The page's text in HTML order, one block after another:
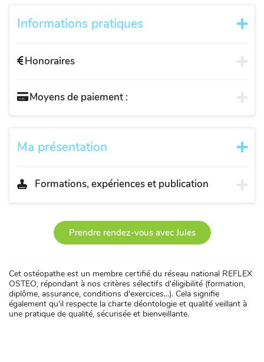
Informations pratiques
Honoraires
Moyens de paiement :
Ma présentation
Formations, expériences et publication
Prendre rendez-vous avec Jules
Cet ostéopathe est un membre certifié du réseau national REFLEX
OSTEO, répondant à nos critères sélectifs d'éligibilité (formation,
diplôme, assurance, conditions d'exercices...). Cela signifie
également qu'il respecte la charte déontologie et qualité veillant à
une pratique de qualité, sécurisée et bienveillante.